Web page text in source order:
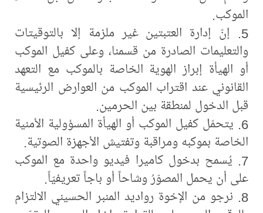
الموكب.
5. إنّ إدارة العتبتين غير ملزمة إلا بالتوقيتات
والتعليمات الصادرة من قسمنا، وعلى كفيل الموكب
أو الهيأة إبراز الهوية الخاصة بالموكب مع التعهد
القانوني عند اقتراب الموكب من العوارض الرئيسية
قبل الدخول لمنطقة بين الحرمين.
6. يتحمّل كفيل الموكب أو الهيأة المسؤولية الأمنية
الخاصة بموكبه ومراقبة وتفتيش الأجهزة الصوتية.
7. يُسمح بدخول كاميرا فيديو واحدة مع الموكب
على أن يحمل المصوّرُ وشاحاً أو باجاً تعريفيّاً.
8. نرجو من الإخوة رواديد المنبر الحسيني الالتزام